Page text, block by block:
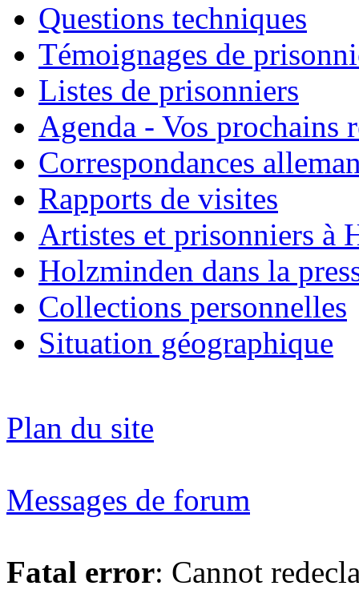
Questions techniques
Témoignages de
Listes de prisonniers
Agenda - Vos prochains
Correspondances
Rapports de visites
Artistes et prisonniers à
Holzminden dans la
Collections personnelles
Situation géographique
Plan du site
Messages de forum
Fatal error: Cannot